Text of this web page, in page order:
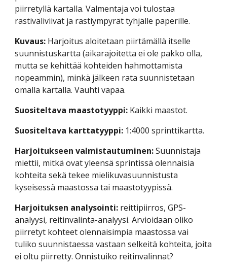
piirretyllä kartalla. Valmentaja voi tulostaa
rastiväliviivat ja rastiympyrät tyhjälle paperille.
Kuvaus: Harjoitus aloitetaan piirtämällä itselle
suunnistuskartta (aikarajoitetta ei ole pakko olla,
mutta se kehittää kohteiden hahmottamista
nopeammin), minkä jälkeen rata suunnistetaan
omalla kartalla. Vauhti vapaa.
Suositeltava maastotyyppi: Kaikki maastot.
Suositeltava karttatyyppi: 1:4000 sprinttikartta.
Harjoitukseen valmistautuminen: Suunnistaja
miettii, mitkä ovat yleensä sprintissä olennaisia
kohteita sekä tekee mielikuvasuunnistusta
kyseisessä maastossa tai maastotyypissä.
Harjoituksen analysointi: reittipiirros, GPS-
analyysi, reitinvalinta-analyysi. Arvioidaan oliko
piirretyt kohteet olennaisimpia maastossa vai
tuliko suunnistaessa vastaan selkeitä kohteita, joita
ei oltu piirretty. Onnistuiko reitinvalinnat?